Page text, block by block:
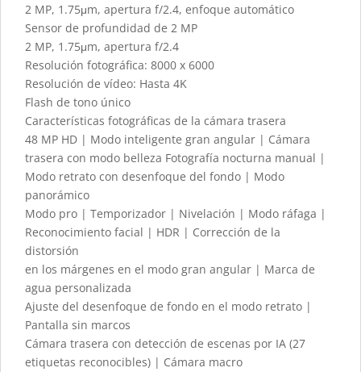
2 MP, 1.75μm, apertura f/2.4, enfoque automático
Sensor de profundidad de 2 MP
2 MP, 1.75μm, apertura f/2.4
Resolución fotográfica: 8000 x 6000
Resolución de vídeo: Hasta 4K
Flash de tono único
Características fotográficas de la cámara trasera
48 MP HD | Modo inteligente gran angular | Cámara
trasera con modo belleza Fotografía nocturna manual |
Modo retrato con desenfoque del fondo | Modo
panorámico
Modo pro | Temporizador | Nivelación | Modo ráfaga |
Reconocimiento facial | HDR | Corrección de la
distorsión
en los márgenes en el modo gran angular | Marca de
agua personalizada
Ajuste del desenfoque de fondo en el modo retrato |
Pantalla sin marcos
Cámara trasera con detección de escenas por IA (27
etiquetas reconocibles) | Cámara macro